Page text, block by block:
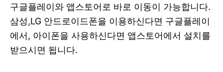
구글플레이와 앱스토어로 바로 이동이 가능합니다.
삼성,LG 안드로이드폰을 이용하신다면 구글플레이
에서, 아이폰을 사용하신다면 앱스토어에서 설치를
받으시면 됩니다.